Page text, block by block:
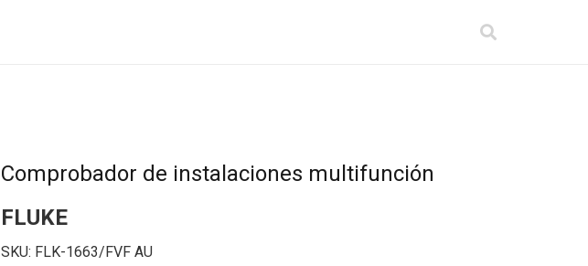
Comprobador de instalaciones multifunción
FLUKE
SKU: FLK-1663/FVF AU